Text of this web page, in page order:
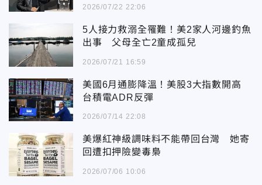
2026/07/22 22:06
5人接力救溺全罹難！美2家人河邊釣魚
出事 父母全亡2童成孤兒
2026/07/21 16:59
美國6月通膨降溫！美股3大指數開高
台積電ADR反彈
2026/07/14 22:08
美爆紅神級調味料不能帶回台灣 她寄
回遭扣押險變毒梟
2026/07/06 10:06